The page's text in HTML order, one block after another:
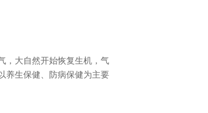
，大自然开始恢复生机，气
养生保健、防病保健为主要